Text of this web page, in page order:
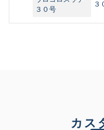
３０号
３
カス